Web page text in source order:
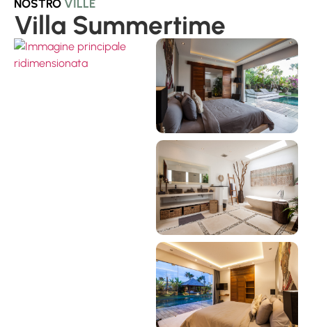
NOSTRO VILLE
Villa Summertime